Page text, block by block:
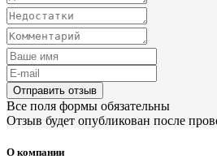
Отправить отзыв
Все поля формы обязательны
Отзыв будет опубликован после
О компании